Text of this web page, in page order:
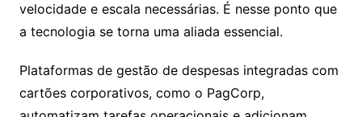
velocidade e escala necessárias. É nesse ponto que
a tecnologia se torna uma aliada essencial.
Plataformas de gestão de despesas integradas com
cartões corporativos, como o PagCorp,